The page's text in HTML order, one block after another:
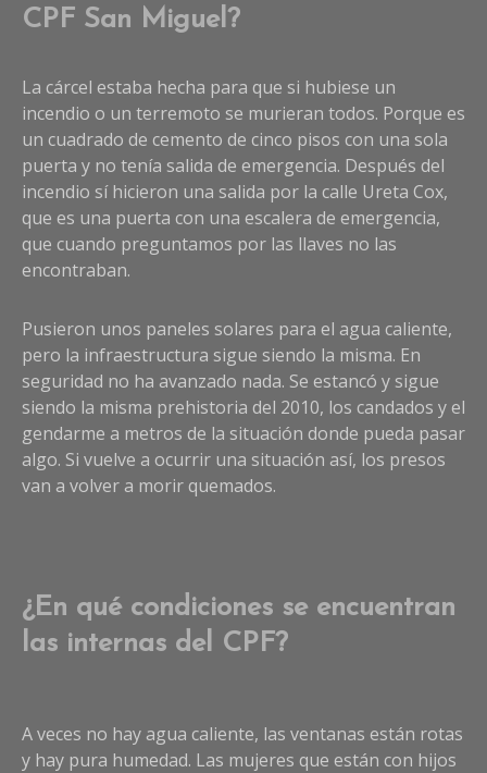
CPF San Miguel?
La cárcel estaba hecha para que si hubiese un
incendio o un terremoto se murieran todos. Porque es
un cuadrado de cemento de cinco pisos con una sola
puerta y no tenía salida de emergencia. Después del
incendio sí hicieron una salida por la calle Ureta Cox,
que es una puerta con una escalera de emergencia,
que cuando preguntamos por las llaves no las
encontraban.
Pusieron unos paneles solares para el agua caliente,
pero la infraestructura sigue siendo la misma. En
seguridad no ha avanzado nada. Se estancó y sigue
siendo la misma prehistoria del 2010, los candados y el
gendarme a metros de la situación donde pueda pasar
algo. Si vuelve a ocurrir una situación así, los presos
van a volver a morir quemados.
¿En qué condiciones se encuentran
las internas del CPF?
A veces no hay agua caliente, las ventanas están rotas
y hay pura humedad. Las mujeres que están con hijos